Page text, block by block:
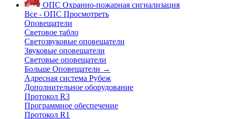
ОПС Охранно-пожарная сигнализация
Все - ОПС Просмотреть
Оповещатели
Световое табло
Светозвуковые оповещатели
Звуковые оповещатели
Световые оповещатели
Больше Оповещатели →
Адресная система Рубеж
Дополнительное оборудование
Протокол R3
Программное обеспечение
Протокол R1